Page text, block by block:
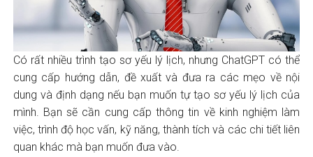
Có rất nhiều trình tạo sơ yếu lý lịch, nhưng ChatGPT có thể
cung cấp hướng dẫn, đề xuất và đưa ra các mẹo về nội
dung và định dạng nếu bạn muốn tự tạo sơ yếu lý lịch của
mình. Bạn sẽ cần cung cấp thông tin về kinh nghiệm làm
việc, trình độ học vấn, kỹ năng, thành tích và các chi tiết liên
quan khác mà bạn muốn đưa vào.